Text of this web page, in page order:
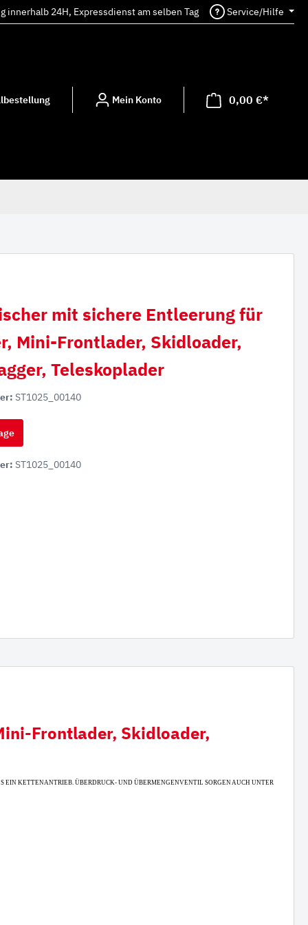
innerhalb 24H, Expressdienst am selben Tag Service/Hilfe
Mein Konto 0,00 €*
mit sichere Entleerung für
Mini-Frontlader, Skidloader,
Teleskoplader
ST1025_00140
ST1025_00140
Frontlader, Skidloader,
EIN KETTENANTRIEB. ÜBERDRUCK- UND ÜBERMENGENVENTIL SORGEN AUCH UNTER